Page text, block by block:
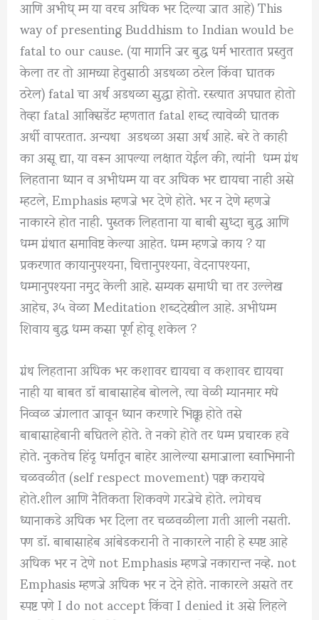
way of presenting Buddhism to Indian would be
fatal to our cause. (या मार्गाने जर बुद्ध धर्म भारतात प्रस्तुत
केला तर तो आमच्या हेतुसाठी अडथळा ठरेल किंवा घातक
ठरेल) fatal चा अर्थ अडथळा सुद्धा होतो. रस्त्यात अपघात होतो
तेव्हा fatal आक्सिडेंट म्हणतात fatal शब्द त्यावेळी घातक
अर्थी वापरतात. अन्यथा अडथळा असा अर्थ आहे. बरे ते काही
का असू द्या, या वरून आपल्या लक्षात येईल की, त्यांनी धम्म ग्रंथ
लिहताना ध्यान व अभीधम्म या वर अधिक भर द्यायचा नाही असे
म्हटले, Emphasis म्हणजे भर देणे होते. भर न देणे म्हणजे
नाकारने होत नाही. पुस्तक लिहताना या बाबी सुध्दा बुद्ध आणि
धम्म ग्रंथात समाविष्ट केल्या आहेत. धम्म म्हणजे काय ? या
प्रकरणात कायानुपश्यना, चित्तानुपश्यना, वेदनापश्यना,
धम्मानुपश्यना नमुद केली आहे. सम्यक समाधी चा तर उल्लेख
आहेच, ३५ वेळा Meditation शब्ददेखील आहे. अभीधम्म
शिवाय बुद्ध धम्म कसा पूर्ण होवू शकेल ?
ग्रंथ लिहताना अधिक भर कशावर द्यायचा व कशावर द्यायचा
नाही या बाबत डॉ बाबासाहेब बोलले, त्या वेळी म्यानमार मधे
निव्वळ जंगलात जावून ध्यान करणारे भिक्कू होते तसे
बाबासाहेबानी बघितले होते. ते नको होते तर धम्म प्रचारक हवे
होते. नुकतेच हिंदू धर्मातून बाहेर आलेल्या समाजाला स्वाभिमानी
चळवळीत (self respect movement) पक्व करायचे
होते.शील आणि नैतिकता शिकवणे गरजेचे होते. लगेचच
ध्यानाकडे अधिक भर दिला तर चळवळीला गती आली नसती.
पण डॉ. बाबासाहेब आंबेडकरानी ते नाकारले नाही हे स्पष्ट आहे
अधिक भर न देणे not Emphasis म्हणजे नकारान्त नव्हे. not
Emphasis म्हणजे अधिक भर न देने होते. नाकारले असते तर
स्पष्ट पणे I do not accept किंवा I denied it असे लिहले